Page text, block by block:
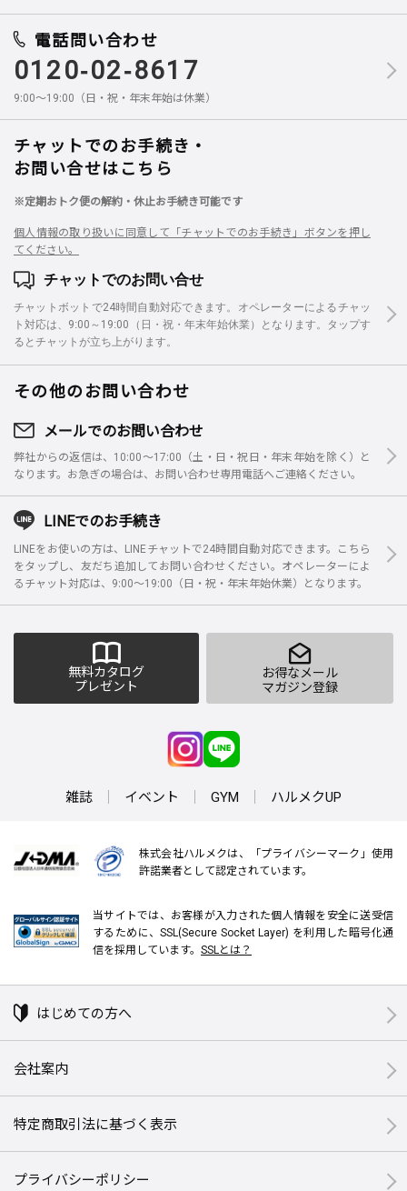
電話問い合わせ
0120-02-8617
9:00～19:00（日・祝・年末年始は休業）
チャットでのお手続き・
お問い合せはこちら
※定期おトク便の解約・休止お手続き可能です
個人情報の取り扱いに同意して「チャットでのお手続き」ボタンを押し
てください。
チャットでのお問い合せ
チャットボットで24時間自動対応できます。オペレーターによるチャッ
ト対応は、9:00～19:00（日・祝・年末年始休業）となります。タップす
るとチャットが立ち上がります。
その他のお問い合わせ
メールでのお問い合わせ
弊社からの返信は、10:00～17:00（土・日・祝日・年末年始を除く）と
なります。お急ぎの場合は、お問い合わせ専用電話へご連絡ください。
LINEでのお手続き
LINEをお使いの方は、LINEチャットで24時間自動対応できます。こちら
をタップし、友だち追加してお問い合わせください。オペレーターによ
るチャット対応は、9:00～19:00（日・祝・年末年始休業）となります。
無料カタログ
プレゼント
お得なメール
マガジン登録
雑誌 イベント GYM ハルメクUP
株式会社ハルメクは、「プライバシーマーク」使用
許諾業者として認定されています。
当サイトでは、お客様が入力された個人情報を安全に送受信
するために、SSL(Secure Socket Layer) を利用した暗号化通
信を採用しています。 SSLとは？
はじめての方へ
会社案内
特定商取引法に基づく表示
プライバシーポリシー